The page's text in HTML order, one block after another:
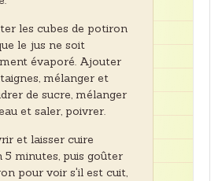
les cubes de potiron
le jus ne soit
évaporé. Ajouter
mélanger et
de sucre, mélanger
et saler, poivrer.
et laisser cuire
5 minutes, puis goûter
pour voir s'il est cuit,